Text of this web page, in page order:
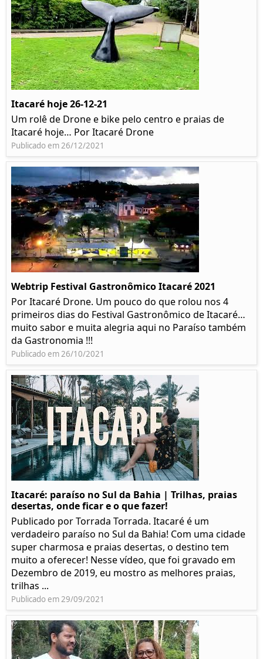
Itacaré hoje 26-12-21
Um rolê de Drone e bike pelo centro e praias de
Itacaré hoje… Por Itacaré Drone
Publicado em 26/12/2021
Webtrip Festival Gastronômico Itacaré 2021
Por Itacaré Drone. Um pouco do que rolou nos 4
primeiros dias do Festival Gastronômico de Itacaré…
muito sabor e muita alegria aqui no Paraíso também
da Gastronomia !!!
Publicado em 26/10/2021
Itacaré: paraíso no Sul da Bahia | Trilhas, praias
desertas, onde ficar e o que fazer!
Publicado por Torrada Torrada. Itacaré é um
verdadeiro paraíso no Sul da Bahia! Com uma cidade
super charmosa e praias desertas, o destino tem
muito a oferecer! Nesse vídeo, que foi gravado em
Dezembro de 2019, eu mostro as melhores praias,
trilhas ...
Publicado em 29/09/2021